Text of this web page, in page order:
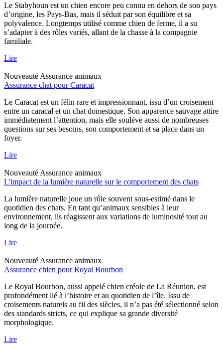
Le Stabyhoun est un chien encore peu connu en dehors de son pays
d’origine, les Pays-Bas, mais il séduit par son équilibre et sa
polyvalence. Longtemps utilisé comme chien de ferme, il a su
s’adapter à des rôles variés, allant de la chasse à la compagnie
familiale.
Lire
Nouveauté Assurance animaux
Assurance chat pour Caracat
Le Caracat est un félin rare et impressionnant, issu d’un croisement
entre un caracal et un chat domestique. Son apparence sauvage attire
immédiatement l’attention, mais elle soulève aussi de nombreuses
questions sur ses besoins, son comportement et sa place dans un
foyer.
Lire
Nouveauté Assurance animaux
L'impact de la lumière naturelle sur le comportement des chats
La lumière naturelle joue un rôle souvent sous-estimé dans le
quotidien des chats. En tant qu’animaux sensibles à leur
environnement, ils réagissent aux variations de luminosité tout au
long de la journée.
Lire
Nouveauté Assurance animaux
Assurance chien pour Royal Bourbon
Le Royal Bourbon, aussi appelé chien créole de La Réunion, est
profondément lié à l’histoire et au quotidien de l’île. Issu de
croisements naturels au fil des siècles, il n’a pas été sélectionné selon
des standards stricts, ce qui explique sa grande diversité
morphologique.
Lire